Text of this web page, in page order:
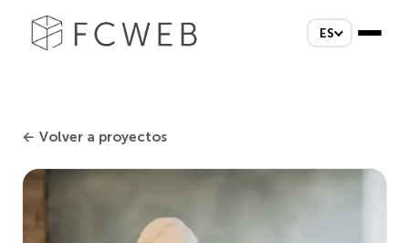
ES
← Volver a proyectos